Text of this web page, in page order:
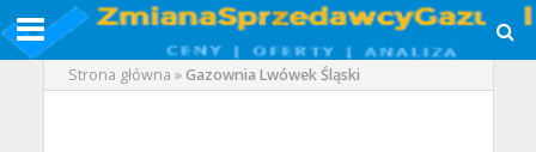
Strona główna »Gazownia Lwówek Śląski